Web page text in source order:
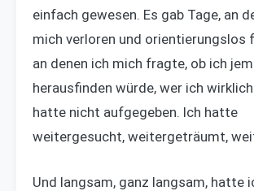
einfach gewesen. Es gab Tage, an
mich verloren und orientierungslos
an denen ich mich fragte, ob ich
herausfinden würde, wer ich
hatte nicht aufgegeben. Ich hatte
weitergesucht, weitergeträumt,
Und langsam, ganz langsam, hatte